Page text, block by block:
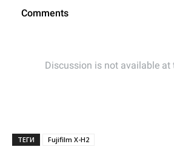
ТЕГИ Fujifilm X-H2